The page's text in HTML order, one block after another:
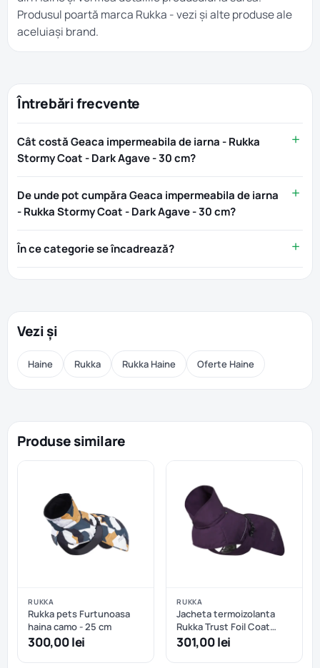
Produsul poartă marca Rukka - vezi și alte produse ale
aceluiași brand.
Întrebări frecvente
Cât costă Geaca impermeabila de iarna - Rukka
Stormy Coat - Dark Agave - 30 cm?
De unde pot cumpăra Geaca impermeabila de iarna
- Rukka Stormy Coat - Dark Agave - 30 cm?
În ce categorie se încadrează?
Vezi și
Haine Rukka Rukka Haine Oferte Haine
Produse similare
RUKKA
Rukka pets Furtunoasa
haina camo - 25 cm
300,00 lei
RUKKA
Jacheta termoizolanta
Rukka Trust Foil Coat
Plum - 25 cm
301,00 lei